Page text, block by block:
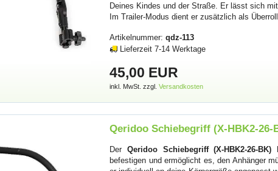
Deines Kindes und der Straße. Er lässt sich
Im Trailer-Modus dient er zusätzlich als
Artikelnummer:qdz-113
Lieferzeit 7-14 Werktage
45,00 EUR
inkl. MwSt. zzgl.Versandkosten
Qeridoo Schiebegriff (X-HBK2-
Der Qeridoo Schiebegriff (X-HBK2-26-BK)
befestigen und ermöglicht es, den Anhänger